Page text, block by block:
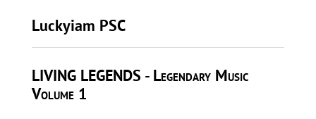
Luckyiam PSC
LIVING LEGENDS - Legendary Music
Volume 1